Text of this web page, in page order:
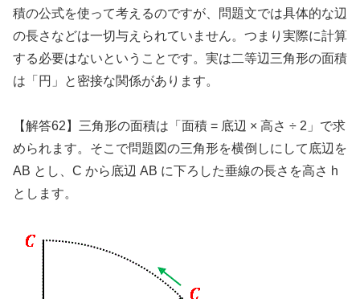
積の公式を使って考えるのですが、問題文では具体的な辺
の長さなどは一切与えられていません。つまり実際に計算
する必要はないということです。実は二等辺三角形の面積
は「円」と密接な関係があります。
【解答62】三角形の面積は「面積 = 底辺 × 高さ ÷ 2」で求
められます。そこで問題図の三角形を横倒しにして底辺を
AB とし、C から底辺 AB に下ろした垂線の長さを高さ h
とします。